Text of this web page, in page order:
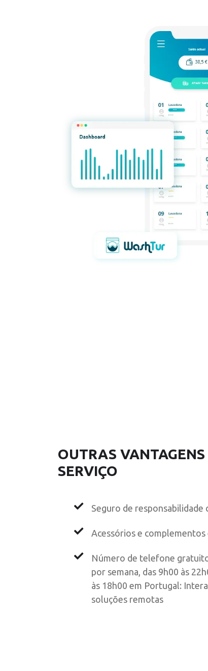
OUTRAS
SERVIÇO
Seguro de responsabilidade
Acessórios e complementos
Número de telefone
por semana, das 9h00 às
às 18h00 em Portugal:
soluções remotas